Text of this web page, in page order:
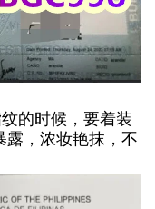
的时候，要着装
露，浓妆艳抹，不